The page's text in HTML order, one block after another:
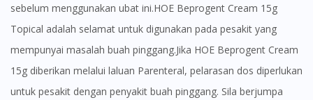
sebelum menggunakan ubat ini.HOE Beprogent Cream 15g
Topical adalah selamat untuk digunakan pada pesakit yang
mempunyai masalah buah pinggang.Jika HOE Beprogent Cream
15g diberikan melalui laluan Parenteral, pelarasan dos diperlukan
untuk pesakit dengan penyakit buah pinggang. Sila berjumpa